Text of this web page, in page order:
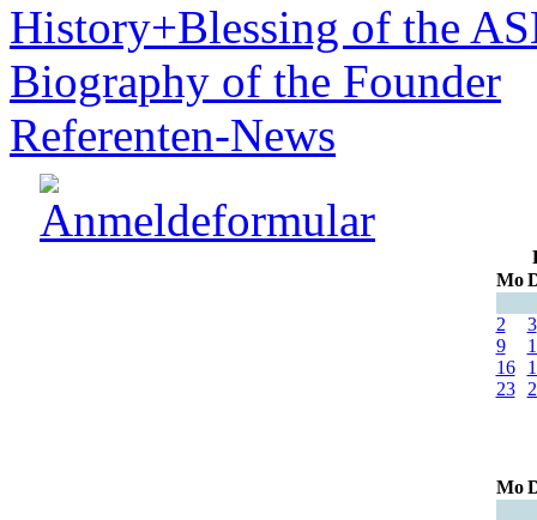
History+Blessing of the
Biography of the Founder
Referenten-News
Mo
2
3
9
16
23
Mo